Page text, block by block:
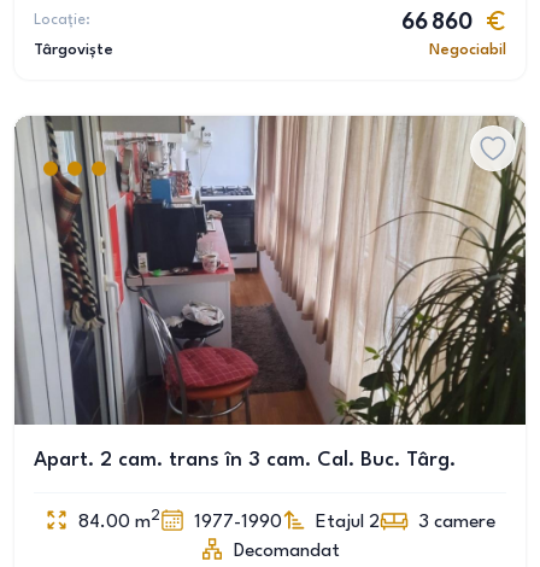
Locație:
Târgoviște
66 860
Negociabil
Apart. 2 cam. trans în 3 cam. Cal. Buc. Târg.
84.00 m2 1977-1990 Etajul 2 3 camere
Decomandat